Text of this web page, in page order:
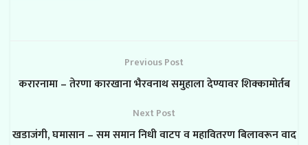
Previous Post
करारनामा – तेरणा कारखाना भैरवनाथ समुहाला देण्यावर शिक्कामोर्तब
Next Post
खडाजंगी, घमासान – सम समान निधी वाटप व महावितरण बिलावरून वाद